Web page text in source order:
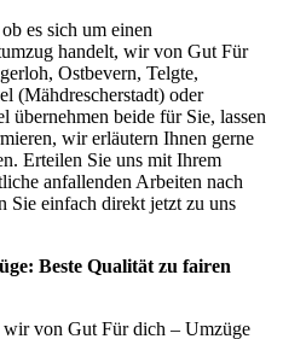
es sich um einen
handelt, wir von Gut Für
Ostbevern, Telgte,
(Mähdrescherstadt) oder
übernehmen beide für Sie, lassen
wir erläutern Ihnen gerne
Erteilen Sie uns mit Ihrem
anfallenden Arbeiten nach
Sie einfach direkt jetzt zu uns
Beste Qualität zu fairen
von Gut Für dich – Umzüge